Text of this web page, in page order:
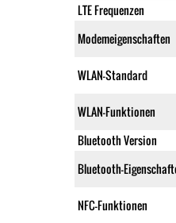
LTE Frequenzen
Modemeigenschaften
WLAN-Standard
WLAN-Funktionen
Bluetooth Version
Bluetooth-
NFC-Funktionen